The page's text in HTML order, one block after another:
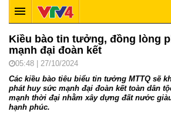
Kiều bào tin tưởng, đồng lòng
mạnh đại đoàn kết
05:48 | 27/10/2024
Các kiều bào tiêu biểu tin tưởng MTTQ sẽ
phát huy sức mạnh đại đoàn kết toàn dân
mạnh thời đại nhằm xây dựng đất nước
hạnh phúc.